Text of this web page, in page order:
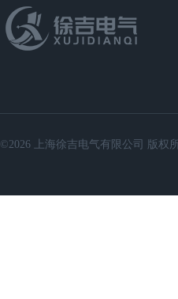
©2026 上海徐吉电气有限公司 版权